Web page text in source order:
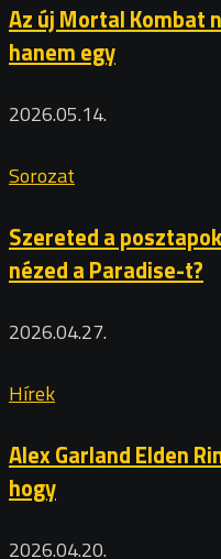
Az új Mortal Kombat
hanem egy
2026.05.14.
Sorozat
Szereted a
nézed a Paradise-t?
2026.04.27.
Hírek
Alex Garland Elden
hogy
2026.04.20.